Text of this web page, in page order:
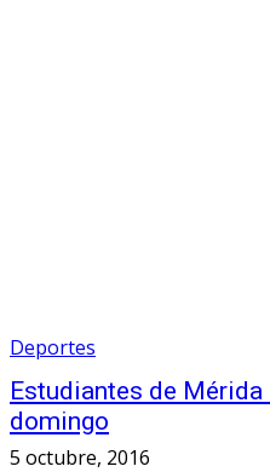
Deportes
Estudiantes de
domingo
5 octubre, 2016